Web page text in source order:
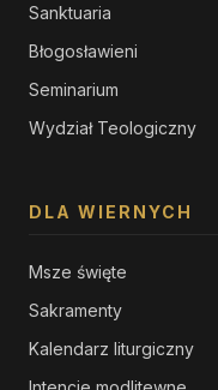
Sanktuaria
Błogosławieni
Seminarium
Wydział Teologiczny
DLA WIERNYCH
Msze święte
Sakramenty
Kalendarz liturgiczny